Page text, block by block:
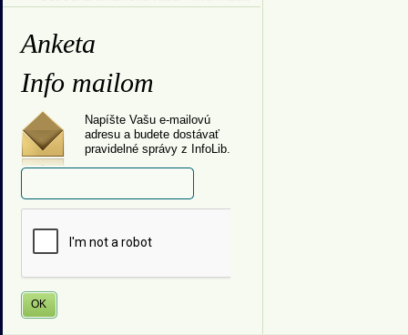
Anketa
Info mailom
Napíšte Vašu e-mailovú
adresu a budete dostávať
pravidelné správy z InfoLib.